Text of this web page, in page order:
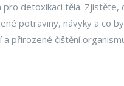
pro detoxikaci těla. Zjistěte,
potraviny, návyky a co
přirozené čištění